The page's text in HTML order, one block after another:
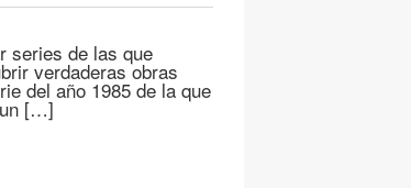
series de las que
verdaderas obras
del año 1985 de la que
[…]